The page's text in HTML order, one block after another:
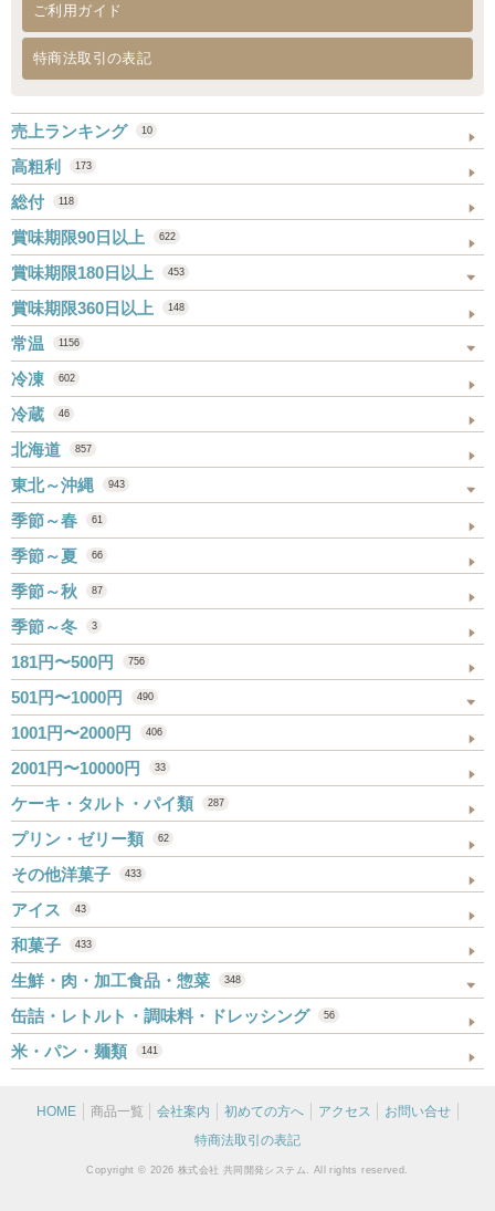
ご利用ガイド
特商法取引の表記
売上ランキング 10
高粗利 173
総付 118
賞味期限90日以上 622
賞味期限180日以上 453
賞味期限360日以上 148
常温 1156
冷凍 602
冷蔵 46
北海道 857
東北～沖縄 943
季節～春 61
季節～夏 66
季節～秋 87
季節～冬 3
181円〜500円 756
501円〜1000円 490
1001円〜2000円 406
2001円〜10000円 33
ケーキ・タルト・パイ類 287
プリン・ゼリー類 62
その他洋菓子 433
アイス 43
和菓子 433
生鮮・肉・加工食品・惣菜 348
缶詰・レトルト・調味料・ドレッシング 56
米・パン・麺類 141
HOME 商品一覧 会社案内 初めての方へ アクセス
お問い合せ
特商法取引の表記
Copyright © 2026 株式会社 共同開発システム. All rights reserved.